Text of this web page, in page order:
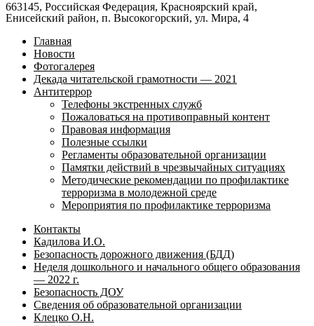
663145, Российская Федерация, Красноярский край,
Енисейский район, п. Высокогорский, ул. Мира, 4
Главная
Новости
Фотогалерея
Декада читательской грамотности — 2021
Антитеррор
Телефоны экстренных служб
Пожаловаться на противоправный контент
Правовая информация
Полезные ссылки
Регламенты образовательной организации
Памятки действий в чрезвычайных ситуациях
Методические рекомендации по профилактике
терроризма в молодежной среде
Мероприятия по профилактике терроризма
Контакты
Кадилова И.О.
Безопасность дорожного движения (БДД)
Неделя дошкольного и начального общего образования
— 2022 г.
Безопасность ДОУ
Сведения об образовательной организации
Клецко О.Н.